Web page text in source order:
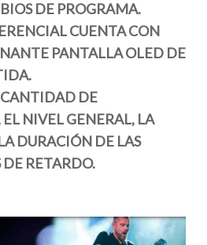
DE PROGRAMA.
CUENTA CON
PANTALLA OLED DE
DE
NIVEL GENERAL, LA
DURACIÓN DE LAS
RETARDO.